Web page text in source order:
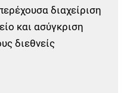
διαχείριση
και ασύγκριση
διεθνείς